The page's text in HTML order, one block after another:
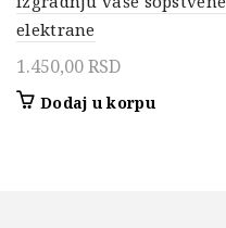
elektrane
1.450,00RSD
Dodaj u korpu